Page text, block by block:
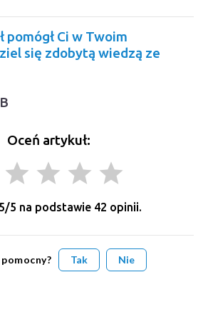
pomógł Ci w Twoim
się zdobytą wiedzą ze
Oceń artykuł:
grade grade grade grade
5/5 na podstawie 42 opinii.
Tak Nie